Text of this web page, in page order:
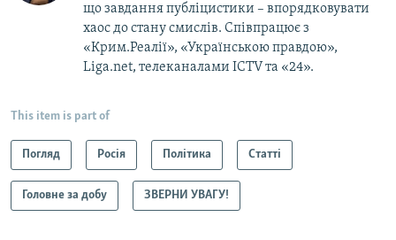
що завдання публіцистики – впорядковувати
хаос до стану смислів. Співпрацює з
«Крим.Реалії», «Українською правдою»,
Liga.net, телеканалами ICTV та «24».
This item is part of
Погляд Росія Політика Статті
Головне за добу ЗВЕРНИ УВАГУ!